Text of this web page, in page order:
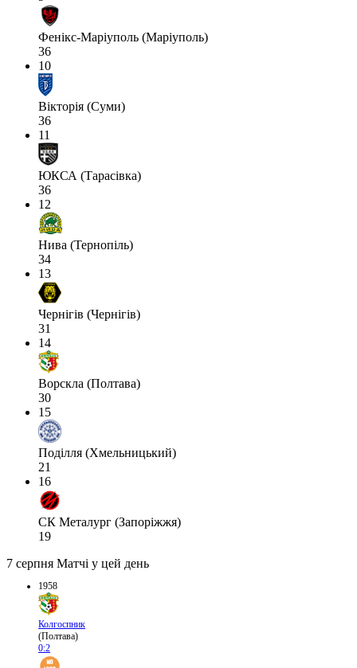
Фенікс-Маріуполь (Маріуполь)
36
10
Вікторія (Суми)
36
11
ЮКСА (Тарасівка)
36
12
Нива (Тернопіль)
34
13
Чернігів (Чернігів)
31
14
Ворскла (Полтава)
30
15
Поділля (Хмельницький)
21
16
СК Металург (Запоріжжя)
19
7 серпня Матчі у цей день
1958
Колгоспник
(Полтава)
0:2